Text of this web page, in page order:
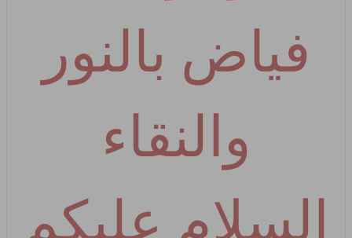
فياض بالنور
والنقاء
السلام عليكم